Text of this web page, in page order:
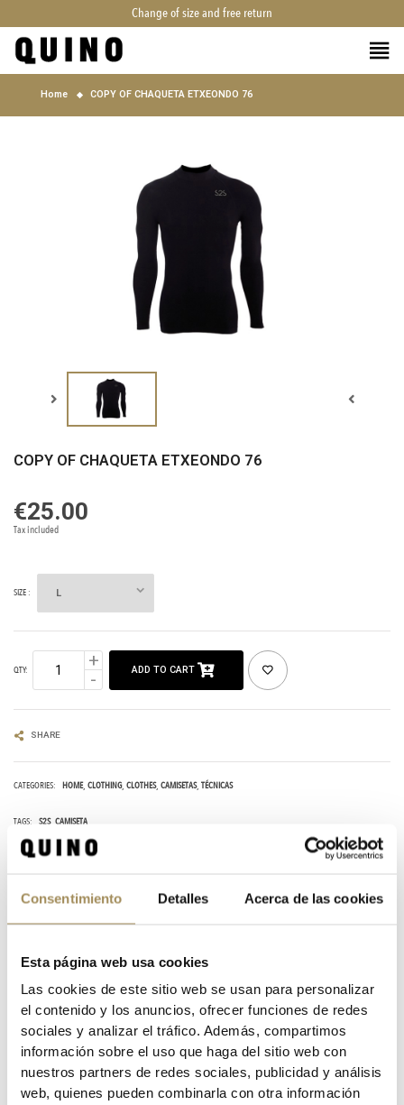
Consentimiento Detalles Acerca de las cookies
Esta página web usa cookies
Las cookies de este sitio web se usan para personalizar
el contenido y los anuncios, ofrecer funciones de redes
sociales y analizar el tráfico. Además, compartimos
información sobre el uso que haga del sitio web con
nuestros partners de redes sociales, publicidad y análisis
web, quienes pueden combinarla con otra información
Change of size and free return
Home COPY OF CHAQUETA ETXEONDO 76
COPY OF CHAQUETA ETXEONDO 76
€25.00
Tax included
SIZE :
QTY: ADD TO CART
SHARE
CATEGORIES: HOME CLOTHING CLOTHES CAMISETAS TÉCNICAS
TAGS: S2S CAMISETA
Reference 0909879
In stock0 Items
Specific References
DATA SHEET